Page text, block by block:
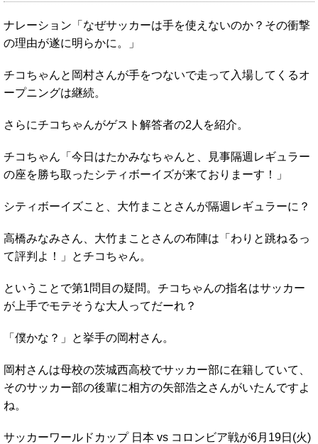
ナレーション「なぜサッカーは手を使えないのか？その衝撃
の理由が遂に明らかに。」
チコちゃんと岡村さんが手をつないで走って入場してくるオ
ープニングは継続。
さらにチコちゃんがゲスト解答者の2人を紹介。
チコちゃん「今日はたかみなちゃんと、見事隔週レギュラー
の座を勝ち取ったシティボーイズが来ておりまーす！」
シティボーイズこと、大竹まことさんが隔週レギュラーに？
高橋みなみさん、大竹まことさんの布陣は「わりと跳ねるっ
て評判よ！」とチコちゃん。
ということで第1問目の疑問。チコちゃんの指名はサッカー
が上手でモテそうな大人ってだーれ？
「僕かな？」と挙手の岡村さん。
岡村さんは母校の茨城西高校でサッカー部に在籍していて、
そのサッカー部の後輩に相方の矢部浩之さんがいたんですよ
ね。
サッカーワールドカップ 日本 vs コロンビア戦が6月19日(火)